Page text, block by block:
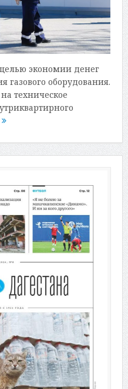
экономии денег
газового оборудования.
техническое